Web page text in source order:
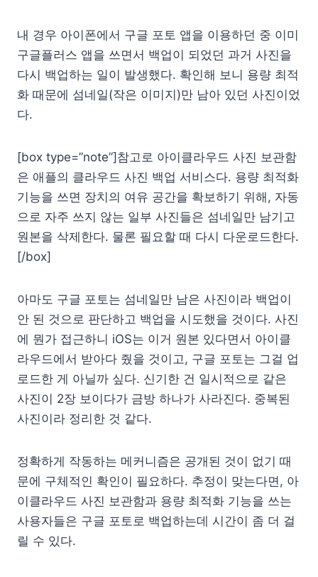
내 경우 아이폰에서 구글 포토 앱을 이용하던 중 이미
구글플러스 앱을 쓰면서 백업이 되었던 과거 사진을
다시 백업하는 일이 발생했다. 확인해 보니 용량 최적
화 때문에 섬네일(작은 이미지)만 남아 있던 사진이었
다.
[box type=”note”]참고로 아이클라우드 사진 보관함
은 애플의 클라우드 사진 백업 서비스다. 용량 최적화
기능을 쓰면 장치의 여유 공간을 확보하기 위해, 자동
으로 자주 쓰지 않는 일부 사진들은 섬네일만 남기고
원본을 삭제한다. 물론 필요할 때 다시 다운로드한다.
[/box]
아마도 구글 포토는 섬네일만 남은 사진이라 백업이
안 된 것으로 판단하고 백업을 시도했을 것이다. 사진
에 뭔가 접근하니 iOS는 이거 원본 있다면서 아이클
라우드에서 받아다 줬을 것이고, 구글 포토는 그걸 업
로드한 게 아닐까 싶다. 신기한 건 일시적으로 같은
사진이 2장 보이다가 금방 하나가 사라진다. 중복된
사진이라 정리한 것 같다.
정확하게 작동하는 메커니즘은 공개된 것이 없기 때
문에 구체적인 확인이 필요하다. 추정이 맞는다면, 아
이클라우드 사진 보관함과 용량 최적화 기능을 쓰는
사용자들은 구글 포토로 백업하는데 시간이 좀 더 걸
릴 수 있다.